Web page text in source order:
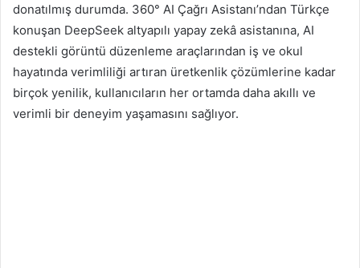
donatılmış durumda. 360° AI Çağrı Asistanı’ndan Türkçe
konuşan DeepSeek altyapılı yapay zekâ asistanına, AI
destekli görüntü düzenleme araçlarından iş ve okul
hayatında verimliliği artıran üretkenlik çözümlerine kadar
birçok yenilik, kullanıcıların her ortamda daha akıllı ve
verimli bir deneyim yaşamasını sağlıyor.